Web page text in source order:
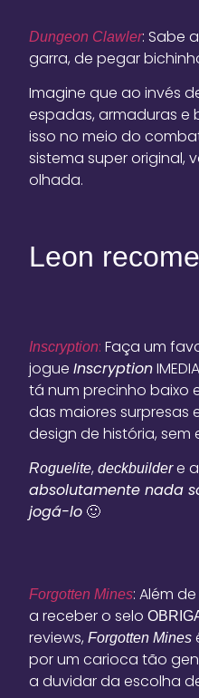
Dungeon Clawler: Sabe
garra, de pegar
Imagine que ao invés
espadas, armaduras e
isso no meio do
sistema super original,
olhada.
Leon
Inscryption: Faça um
jogueInscryption
tá num precinho baixo
das maiores surpresas
design de história, sem
Roguelite,deckbuildere
absolutamente nada
jogá-lo 🙂
Forgotten Mines: Além
a receber o selo
reviews,Forgotten Mines
por um carioca tão
a duvidar da escolha